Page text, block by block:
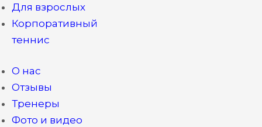
Для взрослых
Корпоративный
теннис
О нас
Отзывы
Тренеры
Фото и видео